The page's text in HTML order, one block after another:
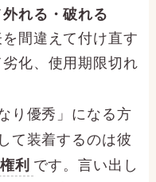
外れる・破れる
間違えて付け直す
化、使用期限切れ
り優秀」になる方
て装着するのは彼
利 です。言い出し